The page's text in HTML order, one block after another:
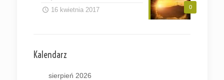
0
16 kwietnia 2017
Kalendarz
sierpień 2026